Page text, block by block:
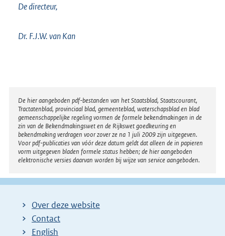
De directeur,
Dr. F.J.W. van Kan
Disclaimer
De hier aangeboden pdf-bestanden van het Staatsblad, Staatscourant,
Tractatenblad, provinciaal blad, gemeenteblad, waterschapsblad en blad
gemeenschappelijke regeling vormen de formele bekendmakingen in de
zin van de Bekendmakingswet en de Rijkswet goedkeuring en
bekendmaking verdragen voor zover ze na 1 juli 2009 zijn uitgegeven.
Voor pdf-publicaties van vóór deze datum geldt dat alleen de in papieren
vorm uitgegeven bladen formele status hebben; de hier aangeboden
elektronische versies daarvan worden bij wijze van service aangeboden.
Over deze website
Contact
English